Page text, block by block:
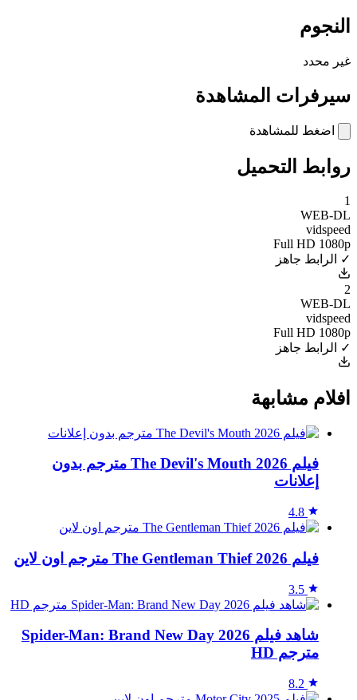
النجوم
غير محدد
سيرفرات المشاهدة
اضغط للمشاهدة
روابط التحميل
1
WEB-DL
vidspeed
Full HD 1080p
✓ الرابط جاهز
2
WEB-DL
vidspeed
Full HD 1080p
✓ الرابط جاهز
افلام مشابهة
فيلم The Devil's Mouth 2026 مترجم بدون
إعلانات
4.8
فيلم The Gentleman Thief 2026 مترجم اون لاين
3.5
شاهد فيلم Spider-Man: Brand New Day 2026
مترجم HD
8.2